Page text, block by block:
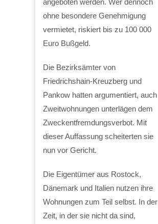
ohne besondere Genehmigung
vermietet, riskiert bis zu 100 000
Euro Bußgeld.
Die Bezirksämter von
Friedrichshain-Kreuzberg und
Pankow hatten argumentiert, auch
Zweitwohnungen unterlägen dem
Zweckentfremdungsverbot. Mit
dieser Auffassung scheiterten sie
nun vor Gericht.
Die Eigentümer aus Rostock,
Dänemark und Italien nutzen ihre
Wohnungen zum Teil selbst. In der
Zeit, in der sie nicht da sind,